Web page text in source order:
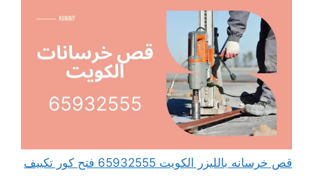
قص خرسانه بالليزر الكويت 65932555 فتح كور تكييف